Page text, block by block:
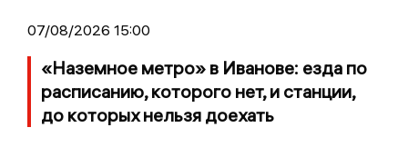
07/08/2026 15:00
«Наземное метро» в Иванове: езда по
расписанию, которого нет, и станции,
до которых нельзя доехать